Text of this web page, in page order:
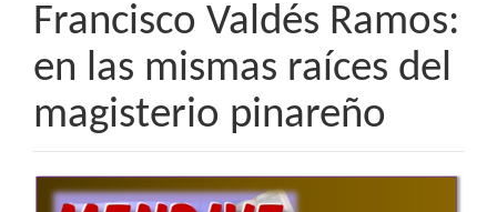
Francisco Valdés Ramos:
en las mismas raíces del
magisterio pinareño
Barra